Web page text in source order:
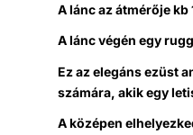
A lánc az átmérője kb
A lánc végén egy
Ez az elegáns ezüst
számára, akik egy
A középen